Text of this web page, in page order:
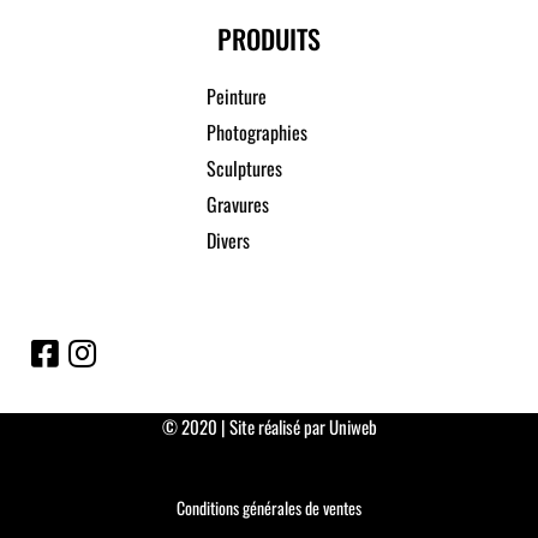
PRODUITS
Peinture
Photographies
Sculptures
Gravures
Divers
© 2020 | Site réalisé par Uniweb
Conditions générales de ventes